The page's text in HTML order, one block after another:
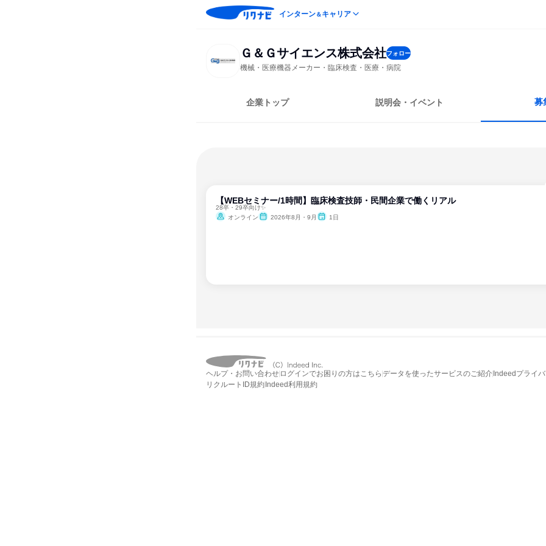
インターン＆キャリア
Ｇ＆Ｇサイエンス株式会社フォロー
機械・医療機器メーカー・臨床検査・医療・病院
企業トップ 説明会・イベント 募
【WEBセミナー/1時間】臨床検査技師・民間企業で働くリアル
28卒・29卒向け✨
オンライン
2026年8月・9月 1日
ヘルプ・お問い合わせ ログインでお困りの方はこちら データを使ったサービスのご紹介 Indeedプライ
リクルートID規約 Indeed利用規約